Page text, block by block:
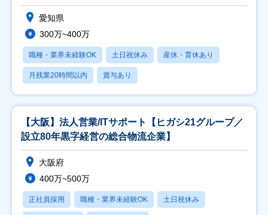
愛知県
300万~400万
職種・業界未経験OK 土日祝休み 産休・育休あり
月残業20時間以内 賞与あり
【大阪】法人営業/ITサポート【ヒガシ21グループ／
設立80年黒字経営の総合物流企業】
大阪府
400万~500万
正社員採用 職種・業界未経験OK 土日祝休み